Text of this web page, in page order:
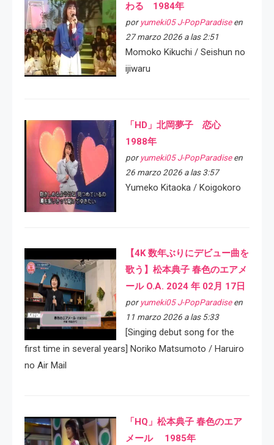
わる 1984年
por yumeki05 J-PopParadiseen
27 marzo 2026 a las 2:51
Momoko Kikuchi / Seishun no
ijiwaru
「HD」北岡夢子 恋心
1988年
por yumeki05 J-PopParadiseen
26 marzo 2026 a las 3:57
Yumeko Kitaoka / Koigokoro
【4K 数年ぶりにデビュー曲を
歌う】松本典子 春色のエアメ
ール O.A. 2024 年 02月 17日
por yumeki05 J-PopParadiseen
11 marzo 2026 a las 5:33
[Singing debut song for the
first time in several years] Noriko Matsumoto / Haruiro
no Air Mail
「HQ」松本典子 春色のエア
メール 1985年